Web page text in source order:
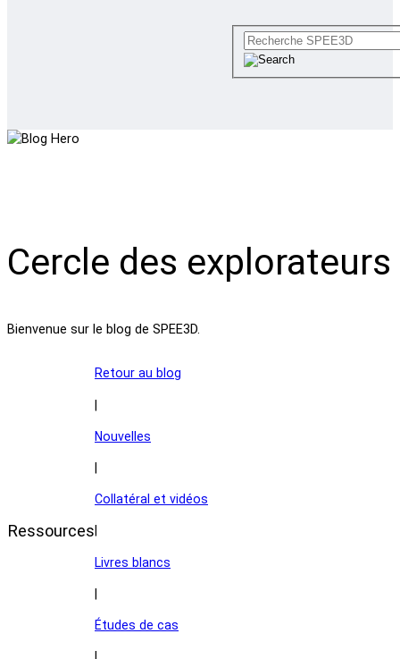
Cercle des explorateurs
Bienvenue sur le blog de SPEE3D.
Ressources
Retour au blog
|
Nouvelles
Collatéral et vidéos
Livres blancs
Études de cas